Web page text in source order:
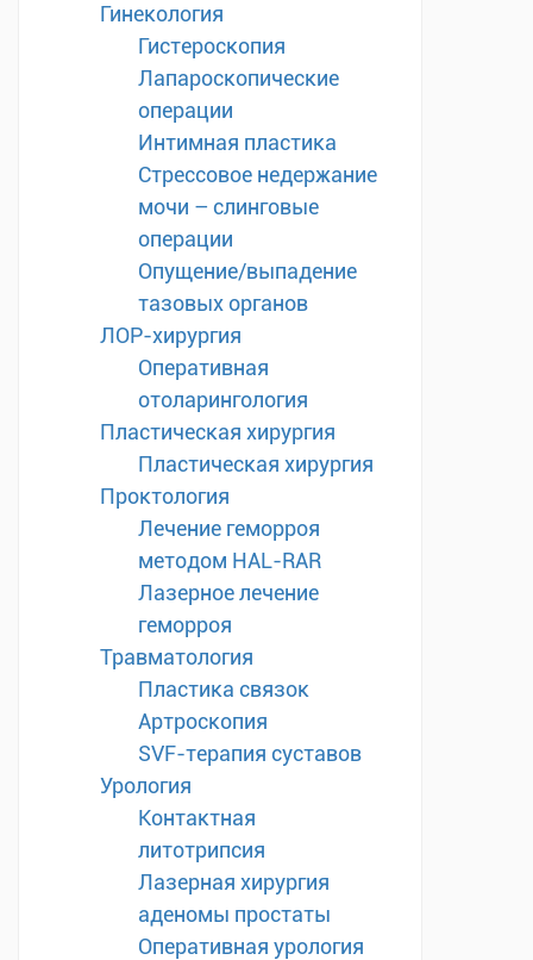
Гинекология
Гистероскопия
Лапароскопические
операции
Интимная пластика
Стрессовое недержание
мочи – слинговые
операции
Опущение/выпадение
тазовых органов
ЛОР-хирургия
Оперативная
отоларингология
Пластическая хирургия
Пластическая хирургия
Проктология
Лечение геморроя
методом HAL-RAR
Лазерное лечение
геморроя
Травматология
Пластика связок
Артроскопия
SVF-терапия суставов
Урология
Контактная
литотрипсия
Лазерная хирургия
аденомы простаты
Оперативная урология